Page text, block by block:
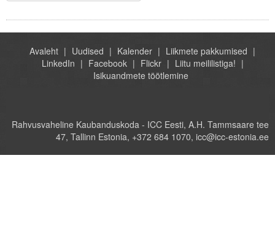
Avaleht Uudised Kalender
Liikmete pakkumised
LinkedIn
Facebook Flickr
Liitu meililistiga!
Isikuandmete töötlemine
Rahvusvaheline Kaubanduskoda - ICC Eesti, A.H. Tammsaare tee
47, Tallinn Estonia, +372 684 1070, icc@icc-estonia.ee